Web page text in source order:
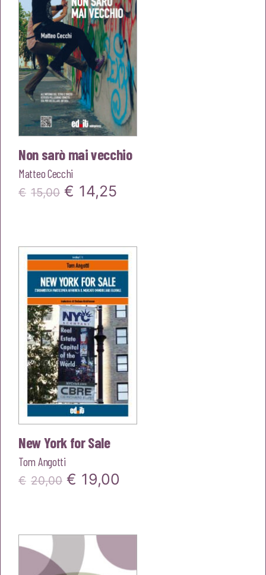
Non sarò mai vecchio
Matteo Cecchi
€ 15,00 Il
era:
€15,00.
€ 14,25
è:
New York for Sale
Tom Angotti
€ 20,00 Il
€20,00.
€ 19,00
€19,00.